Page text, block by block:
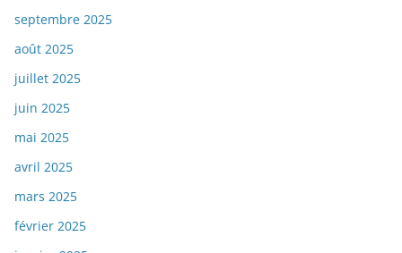
septembre 2025
août 2025
juillet 2025
juin 2025
mai 2025
avril 2025
mars 2025
février 2025